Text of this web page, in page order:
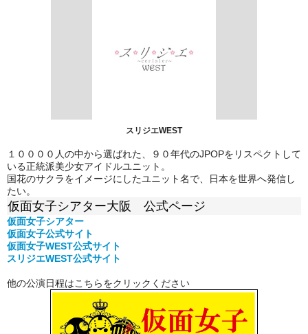
スリジエWEST
１００００人の中から選ばれた、９０年代のJPOPをリスペクトして
いる正統派美少女アイドルユニット。
国花のサクラをイメージにしたユニット名で、日本を世界へ発信し
たい。
仮面女子シアター大阪 公式ページ
仮面女子シアター
仮面女子公式サイト
仮面女子WEST公式サイト
スリジエWEST公式サイト
他の公演日程はこちらをクリックください